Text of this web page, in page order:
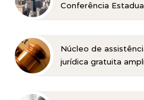
Conferência
referência nacional
Núcleo de
jurídica gratuita